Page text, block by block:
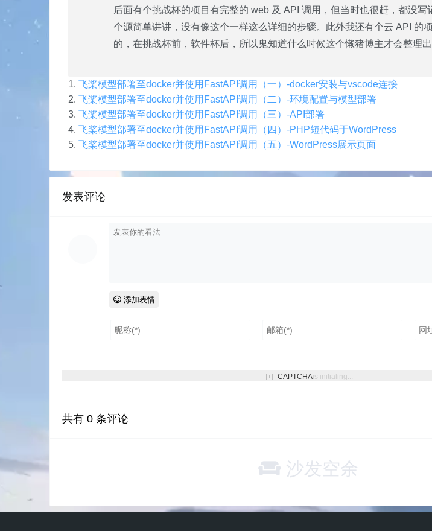
后面有个挑战杯的项目有完整的 web 及 API 调用，但当时也很赶，都没写
个源简单讲讲，没有像这个一样这么详细的步骤。此外我还有个云 API 的
的，在挑战杯前，软件杯后，所以鬼知道什么时候这个懒猪博主才会整理出
飞桨模型部署至docker并使用FastAPI调用（一）-docker安装与vscode连接
飞桨模型部署至docker并使用FastAPI调用（二）-环境配置与模型部署
飞桨模型部署至docker并使用FastAPI调用（三）-API部署
飞桨模型部署至docker并使用FastAPI调用（四）-PHP短代码于WordPress
飞桨模型部署至docker并使用FastAPI调用（五）-WordPress展示页面
发表评论
添加表情
CAPTCHAis initialing...
共有 0 条评论
沙发空余